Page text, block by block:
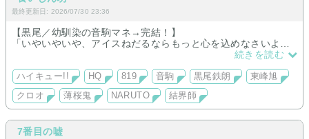
最終更新日: 2026/07/30 23:36
【黒尾／幼馴染の音駒マネ→完結！】
「いやいやいや、アイスねだるならもっと心を込めなさいよ。
ただ、東峰だけが知っている。
あの笑顔の裏側に、触れてはいけないトゲがあることを。
続きを読む
ハイキュー!! HQ 819 音駒 黒尾鉄朗
東峰旭
クロオ
薄桜鬼 NARUTO 結界師
7番目の嘘